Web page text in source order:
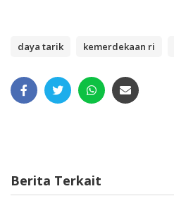
daya tarik kemerdekaan ri
Berita Terkait